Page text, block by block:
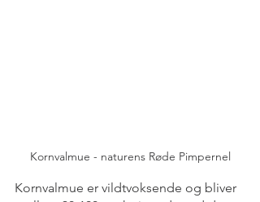
Kornvalmue - naturens Røde Pimpernel
Kornvalmue er vildtvoksende og bliver